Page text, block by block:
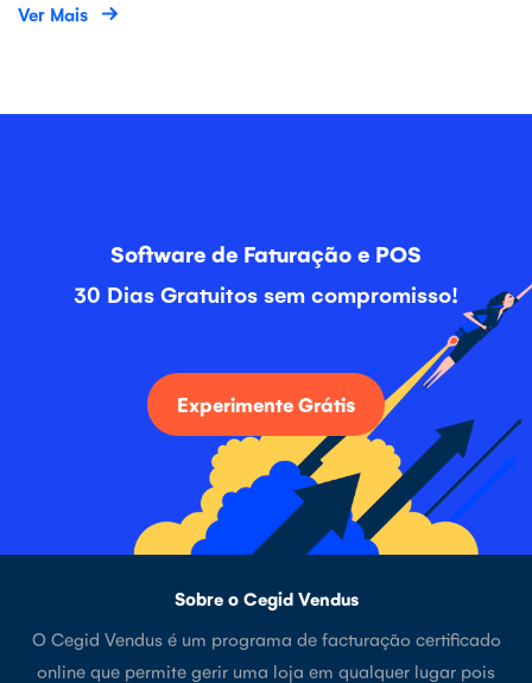
Ver Mais
Software de Faturação e POS
30 Dias Gratuitos sem compromisso!
Experimente Grátis
Sobre o Cegid Vendus
O Cegid Vendus é um programa de facturação certificado
online que permite gerir uma loja em qualquer lugar pois